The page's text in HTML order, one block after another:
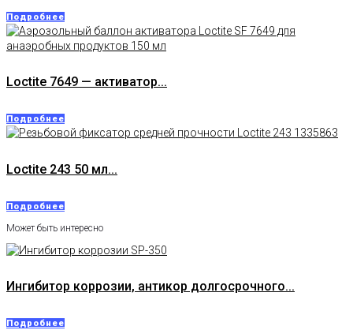
Подробнее
Loctite 7649 — активатор...
Подробнее
Loctite 243 50 мл...
Подробнее
Может быть интересно
Ингибитор коррозии, антикор долгосрочного...
Подробнее